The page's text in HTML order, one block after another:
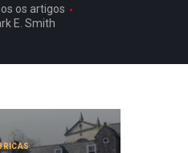
os artigos
E. Smith